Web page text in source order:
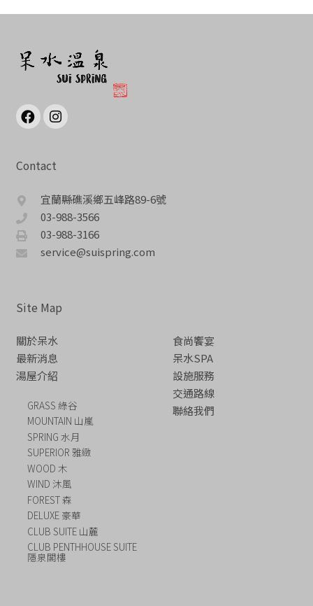
Contact
宜蘭縣礁溪鄉五峰路89-6號
03-988-3566
03-988-3166
service@suispring.com
Site Map
關於呆水
最新消息
湯屋介紹
GRASS 綠谷
MOUNTAIN 山嵐
SPRING 水月
SUPERIOR 雅緻
WOOD 木
WIND 沐風
FOREST 森
DELUXE 豪華
CLUB SUITE 山麓
CLUB PENTHHOUSE SUITE
隱泉閣樓
食尚饗宴
呆水SPA
設施服務
交通路線
聯絡我們